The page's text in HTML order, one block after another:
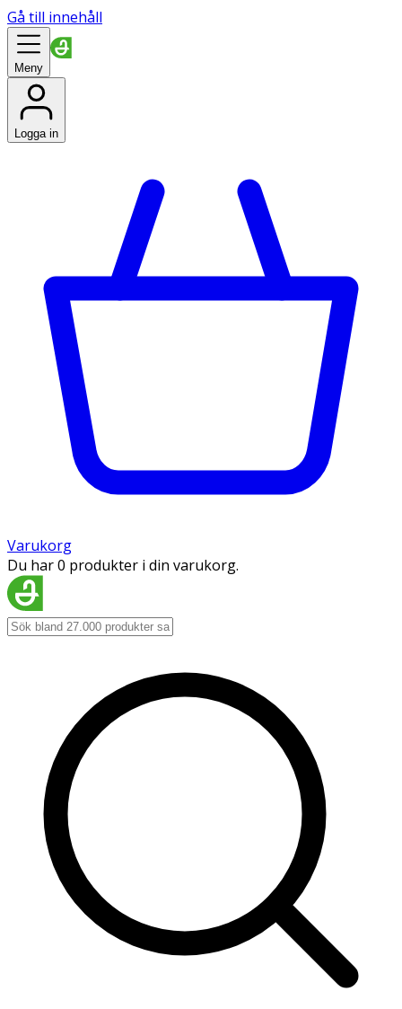
Gå till innehåll
Meny
Logga in
Varukorg
Du har 0 produkter i din varukorg.